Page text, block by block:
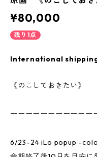
¥80,000
残り1点
International
《のこしておきたい》
ーーーーーーーーーーー
6/23-24 iLo popup -